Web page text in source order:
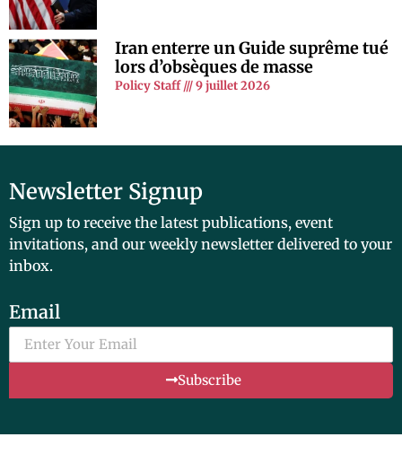
Iran enterre un Guide suprême tué
lors d’obsèques de masse
Policy Staff 9 juillet 2026
Newsletter Signup
Sign up to receive the latest publications, event
invitations, and our weekly newsletter delivered to your
inbox.
Email
Subscribe